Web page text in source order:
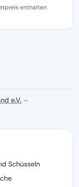
enthalten
e.V. –
Schüsseln